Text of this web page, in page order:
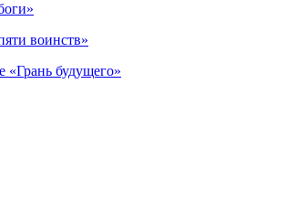
воинств»
будущего»